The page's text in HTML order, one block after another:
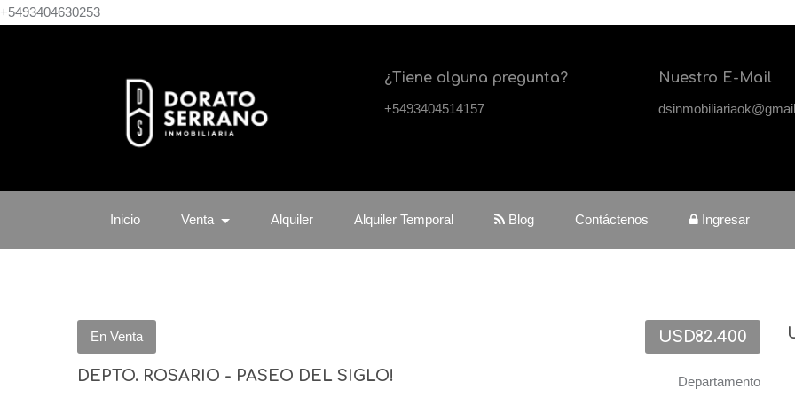
+5493404630253
¿Tiene alguna pregunta?
+5493404514157
Nuestro E-Mail
Inicio Venta Alquiler Alquiler Temporal Blog Contáctenos Ingresar
En Venta
DEPTO. ROSARIO - PASEO DEL SIGLO!
USD82.400
Departamento